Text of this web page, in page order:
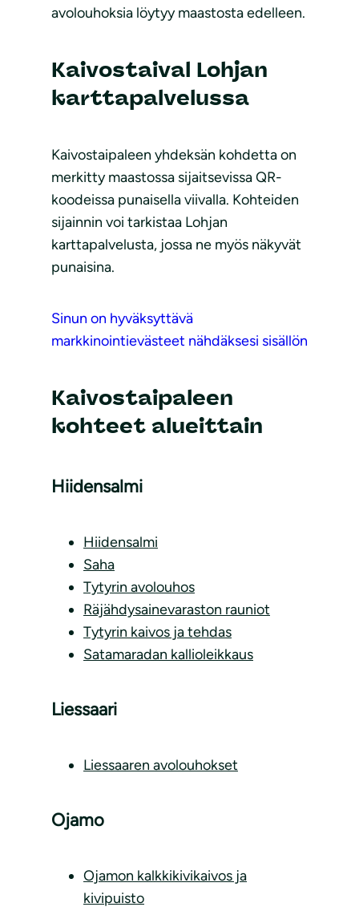
avolouhoksia löytyy maastosta edelleen.
Kaivostaival Lohjan
karttapalvelussa
Kaivostaipaleen yhdeksän kohdetta on
merkitty maastossa sijaitsevissa QR-
koodeissa punaisella viivalla. Kohteiden
sijainnin voi tarkistaa Lohjan
karttapalvelusta, jossa ne myös näkyvät
punaisina.
Sinun on hyväksyttävä
markkinointievästeet nähdäksesi sisällön
Kaivostaipaleen
kohteet alueittain
Hiidensalmi
Hiidensalmi
Saha
Tytyrin avolouhos
Räjähdysainevaraston rauniot
Tytyrin kaivos ja tehdas
Satamaradan kallioleikkaus
Liessaari
Liessaaren avolouhokset
Ojamo
Ojamon kalkkikivikaivos ja
kivipuisto